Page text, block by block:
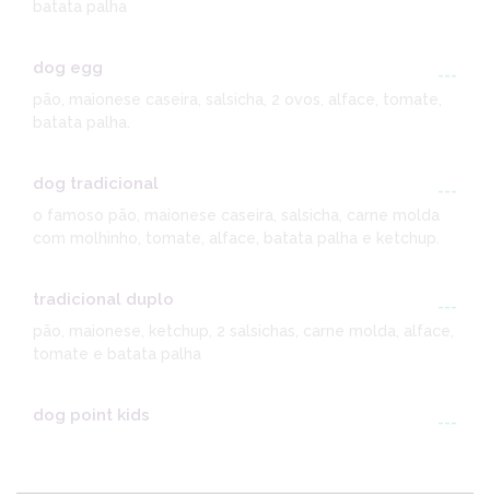
dog egg
---
pão, maionese caseira, salsicha, 2 ovos, alface, tomate,
dog tradicional
---
o famoso pão, maionese caseira, salsicha, carne molda
com molhinho, tomate, alface, batata palha e ketchup.
tradicional duplo
---
pão, maionese, ketchup, 2 salsichas, carne molda, alface,
dog point kids ---